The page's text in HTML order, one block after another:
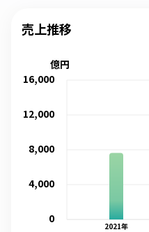
売上推移
2021年
0
4,000
8,000
12,000
16,000
億円